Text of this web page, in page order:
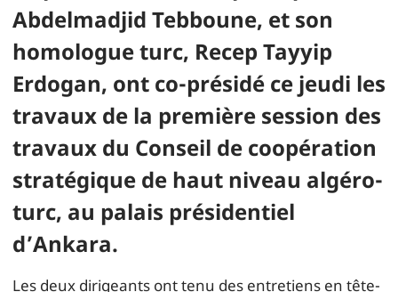
Abdelmadjid Tebboune, et son
homologue turc, Recep Tayyip
Erdogan, ont co-présidé ce jeudi les
travaux de la première session des
travaux du Conseil de coopération
stratégique de haut niveau algéro-
turc, au palais présidentiel
d’Ankara.
Les deux dirigeants ont tenu des entretiens en tête-